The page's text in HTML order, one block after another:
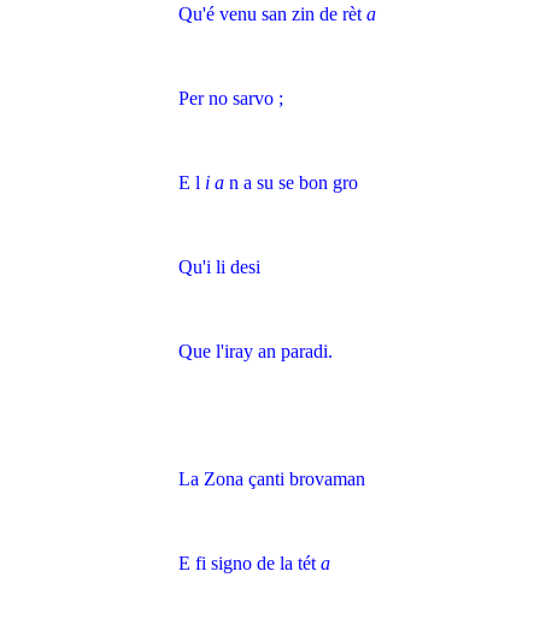
Qu'é venu san zin de rèt a
Per no sarvo ;
E l i a n a su se bon gro
Qu'i li desi
Que l'iray an paradi.
La Zona çanti brovaman
E fi signo de la tét a